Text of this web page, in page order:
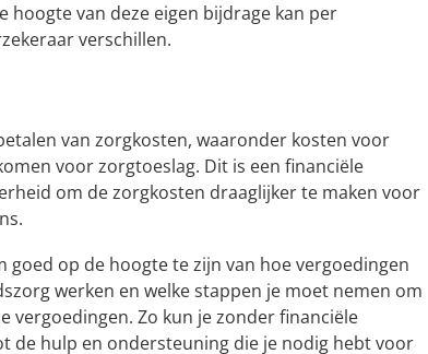
hoogte van deze eigen bijdrage kan per
verschillen.
van zorgkosten, waaronder kosten voor
voor zorgtoeslag. Dit is een financiële
om de zorgkosten draaglijker te maken voor
goed op de hoogte te zijn van hoe vergoedingen
werken en welke stappen je moet nemen om
vergoedingen. Zo kun je zonder financiële
de hulp en ondersteuning die je nodig hebt voor